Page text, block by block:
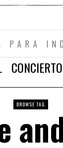
PARA
BROWSE TAG